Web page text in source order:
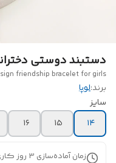
دستبند دوستی
friendship bracelet for girls
برند:لوپا
سایز
۱۴
۱۵ ۱۶
زمان آماده‌سازی 3 روز